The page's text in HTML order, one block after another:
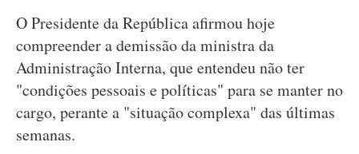
O Presidente da República afirmou hoje
compreender a demissão da ministra da
Administração Interna, que entendeu não ter
"condições pessoais e políticas" para se manter no
cargo, perante a "situação complexa" das últimas
semanas.